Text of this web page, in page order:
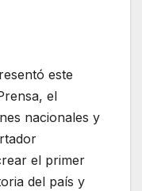
este
el
nacionales y
el primer
del país y